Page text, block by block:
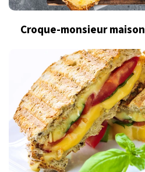
Croque-monsieur maison